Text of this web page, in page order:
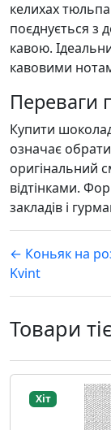
келихах
поєднується з
кавою.
кавовими
Переваги
Купити
означає
оригінальний
відтінками.
закладів і
← Коньяк на
Kvint
Товари
Хіт